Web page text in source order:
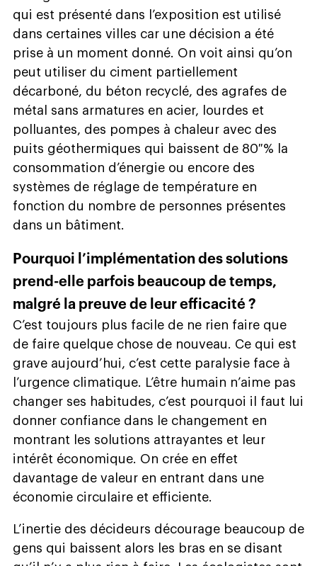
qui est présenté dans l’exposition est utilisé
dans certaines villes car une décision a été
prise à un moment donné. On voit ainsi qu’on
peut utiliser du ciment partiellement
décarboné, du béton recyclé, des agrafes de
métal sans armatures en acier, lourdes et
polluantes, des pompes à chaleur avec des
puits géothermiques qui baissent de 80 % la
consommation d’énergie ou encore des
systèmes de réglage de température en
fonction du nombre de personnes présentes
dans un bâtiment.
Pourquoi l’implémentation des solutions
prend-elle parfois beaucoup de temps,
malgré la preuve de leur efficacité ?
C’est toujours plus facile de ne rien faire que
de faire quelque chose de nouveau. Ce qui est
grave aujourd’hui, c’est cette paralysie face à
l’urgence climatique. L’être humain n’aime pas
changer ses habitudes, c’est pourquoi il faut lui
donner confiance dans le changement en
montrant les solutions attrayantes et leur
intérêt économique. On crée en effet
davantage de valeur en entrant dans une
économie circulaire et efficiente.
L’inertie des décideurs décourage beaucoup de
gens qui baissent alors les bras en se disant